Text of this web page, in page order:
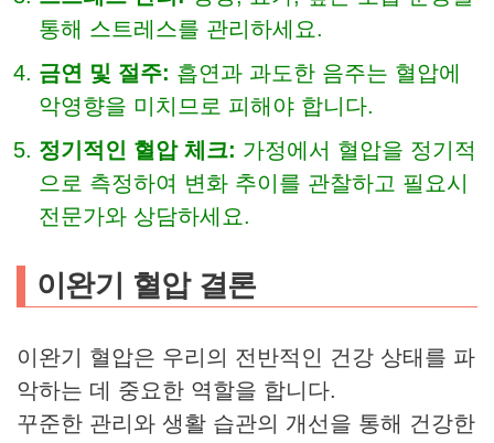
통해 스트레스를 관리하세요.
금연 및 절주: 흡연과 과도한 음주는 혈압에
악영향을 미치므로 피해야 합니다.
정기적인 혈압 체크: 가정에서 혈압을 정기적
으로 측정하여 변화 추이를 관찰하고 필요시
전문가와 상담하세요.
이완기 혈압 결론
이완기 혈압은 우리의 전반적인 건강 상태를 파
악하는 데 중요한 역할을 합니다.
꾸준한 관리와 생활 습관의 개선을 통해 건강한